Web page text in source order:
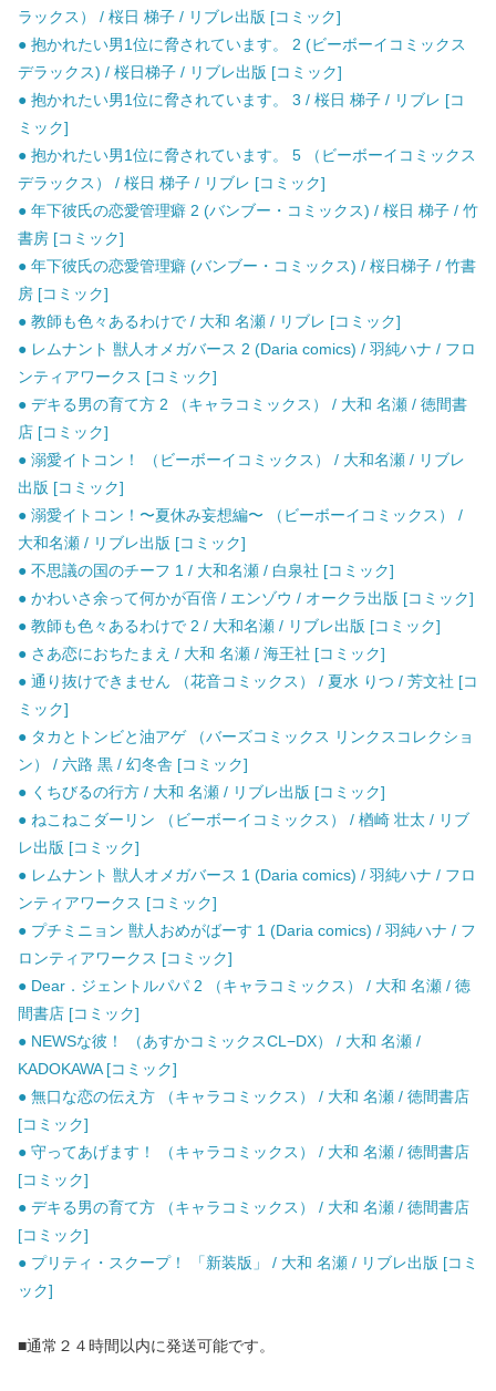
ラックス） / 桜日 梯子 / リブレ出版 [コミック]
● 抱かれたい男1位に脅されています。 2 (ビーボーイコミックス
デラックス) / 桜日梯子 / リブレ出版 [コミック]
● 抱かれたい男1位に脅されています。 3 / 桜日 梯子 / リブレ [コ
ミック]
● 抱かれたい男1位に脅されています。 5 （ビーボーイコミックス
デラックス） / 桜日 梯子 / リブレ [コミック]
● 年下彼氏の恋愛管理癖 2 (バンブー・コミックス) / 桜日 梯子 / 竹
書房 [コミック]
● 年下彼氏の恋愛管理癖 (バンブー・コミックス) / 桜日梯子 / 竹書
房 [コミック]
● 教師も色々あるわけで / 大和 名瀬 / リブレ [コミック]
● レムナント 獣人オメガバース 2 (Daria comics) / 羽純ハナ / フロ
ンティアワークス [コミック]
● デキる男の育て方 2 （キャラコミックス） / 大和 名瀬 / 徳間書
店 [コミック]
● 溺愛イトコン！ （ビーボーイコミックス） / 大和名瀬 / リブレ
出版 [コミック]
● 溺愛イトコン！〜夏休み妄想編〜 （ビーボーイコミックス） /
大和名瀬 / リブレ出版 [コミック]
● 不思議の国のチーフ 1 / 大和名瀬 / 白泉社 [コミック]
● かわいさ余って何かが百倍 / エンゾウ / オークラ出版 [コミック]
● 教師も色々あるわけで 2 / 大和名瀬 / リブレ出版 [コミック]
● さあ恋におちたまえ / 大和 名瀬 / 海王社 [コミック]
● 通り抜けできません （花音コミックス） / 夏水 りつ / 芳文社 [コ
ミック]
● タカとトンビと油アゲ （バーズコミックス リンクスコレクショ
ン） / 六路 黒 / 幻冬舎 [コミック]
● くちびるの行方 / 大和 名瀬 / リブレ出版 [コミック]
● ねこねこダーリン （ビーボーイコミックス） / 楢崎 壮太 / リブ
レ出版 [コミック]
● レムナント 獣人オメガバース 1 (Daria comics) / 羽純ハナ / フロ
ンティアワークス [コミック]
● プチミニョン 獣人おめがばーす 1 (Daria comics) / 羽純ハナ / フ
ロンティアワークス [コミック]
● Dear．ジェントルパパ 2 （キャラコミックス） / 大和 名瀬 / 徳
間書店 [コミック]
● NEWSな彼！ （あすかコミックスCL−DX） / 大和 名瀬 /
KADOKAWA [コミック]
● 無口な恋の伝え方 （キャラコミックス） / 大和 名瀬 / 徳間書店
[コミック]
● 守ってあげます！ （キャラコミックス） / 大和 名瀬 / 徳間書店
[コミック]
● デキる男の育て方 （キャラコミックス） / 大和 名瀬 / 徳間書店
[コミック]
● プリティ・スクープ！ 「新装版」 / 大和 名瀬 / リブレ出版 [コミ
ック]
■通常２４時間以内に発送可能です。